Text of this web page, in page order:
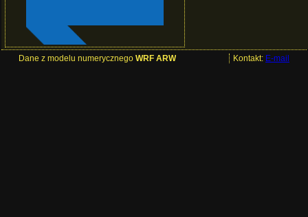
Dane z modelu numerycznego WRF ARW Kontakt: E-mail